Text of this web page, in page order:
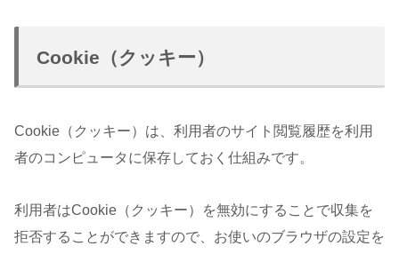
Cookie（クッキー）
Cookie（クッキー）は、利用者のサイト閲覧履歴を利用
者のコンピュータに保存しておく仕組みです。
利用者はCookie（クッキー）を無効にすることで収集を
拒否することができますので、お使いのブラウザの設定を